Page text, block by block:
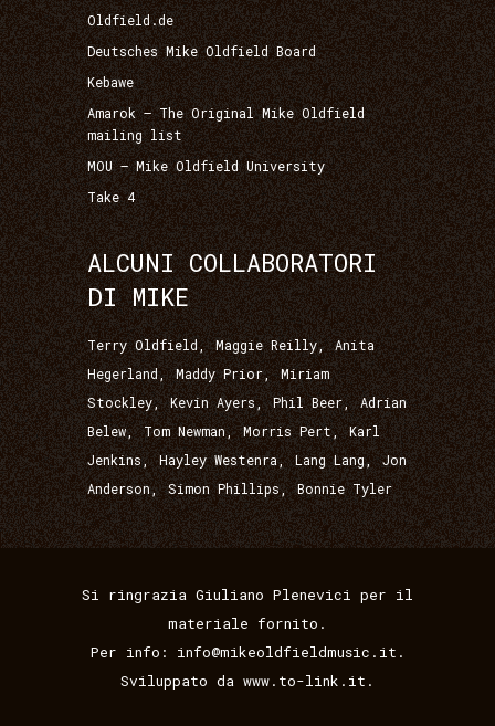
Oldfield.de
Deutsches Mike Oldfield Board
Kebawe
Amarok – The Original Mike Oldfield
mailing list
MOU – Mike Oldfield University
Take 4
ALCUNI COLLABORATORI
DI MIKE
Terry Oldfield,Maggie Reilly,Anita
Hegerland,Maddy Prior,Miriam
Stockley,Kevin Ayers,Phil Beer,Adrian
Belew,Tom Newman,Morris Pert,Karl
Jenkins,Hayley Westenra,Lang Lang,Jon
Anderson,Simon Phillips,Bonnie Tyler
Si ringrazia Giuliano Plenevici per il
materiale fornito.
Per info: info@mikeoldfieldmusic.it.
Sviluppato da www.to-link.it .